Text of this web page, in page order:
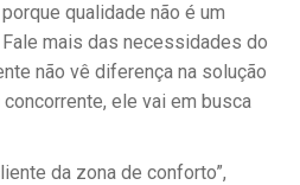
qualidade não é um
mais das necessidades do
não vê diferença na solução
ele vai em busca
da zona de conforto”,